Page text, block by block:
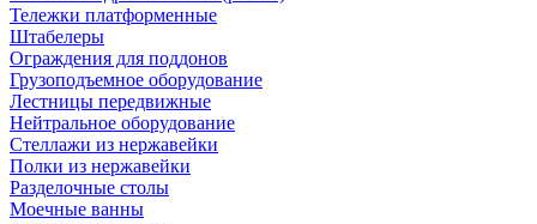
Тележки платформенные
Штабелеры
Ограждения для поддонов
Грузоподъемное оборудование
Лестницы передвижные
Нейтральное оборудование
Стеллажи из нержавейки
Полки из нержавейки
Разделочные столы
Моечные ванны